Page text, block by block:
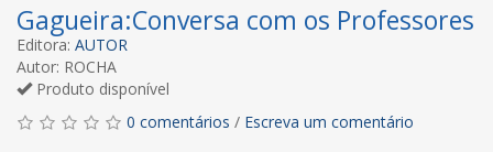
Gagueira:Conversa com os Professores
Editora: AUTOR
Autor: ROCHA
Produto disponível
0 comentários / Escreva um comentário